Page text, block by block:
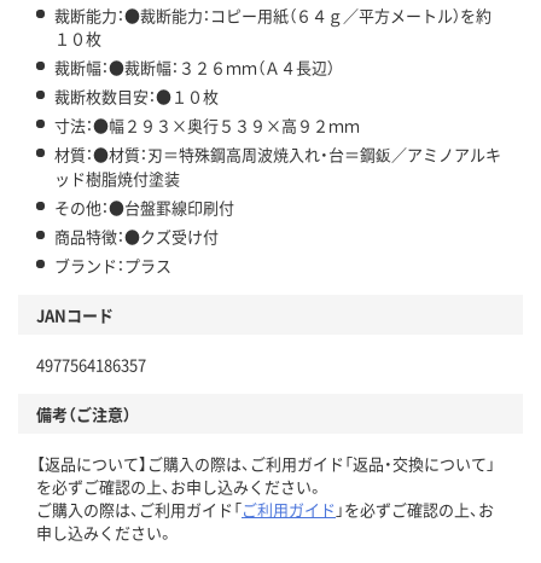
裁断能力：●裁断能力：コピー用紙（６４ｇ／平方メートル）を約
１０枚
裁断幅：●裁断幅：３２６ｍｍ（Ａ４長辺）
裁断枚数目安：●１０枚
寸法：●幅２９３×奥行５３９×高９２ｍｍ
材質：●材質：刃＝特殊鋼高周波焼入れ・台＝鋼鈑／アミノアルキ
ッド樹脂焼付塗装
その他：●台盤罫線印刷付
商品特徴：●クズ受け付
ブランド：プラス
JANコード
4977564186357
備考（ご注意）
【返品について】ご購入の際は、ご利用ガイド「返品・交換について」
を必ずご確認の上、お申し込みください。
ご購入の際は、ご利用ガイド「ご利用ガイド 」を必ずご確認の上、お
申し込みください。